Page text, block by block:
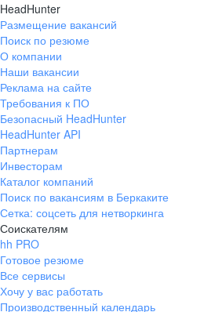
HeadHunter
Размещение вакансий
Поиск по резюме
О компании
Наши вакансии
Реклама на сайте
Требования к ПО
Безопасный HeadHunter
HeadHunter API
Партнерам
Инвесторам
Каталог компаний
Поиск по вакансиям в Беркаките
Сетка: соцсеть для нетворкинга
Соискателям
hh PRO
Готовое резюме
Все сервисы
Хочу у вас работать
Производственный календарь